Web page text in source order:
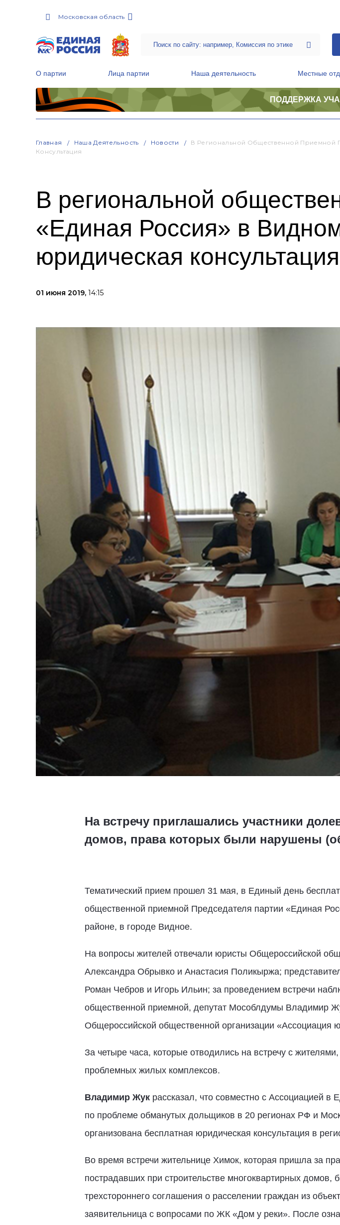
Московская область
О партии Лица партии Наша деятельность Местные
ПОДДЕРЖКА
Главная Наша Деятельность Новости
В Региональной Общественной Приемной
Консультация
В региональной
«Единая Россия» в
юридическая консультация
01 июня 2019, 14:15
На встречу приглашались участники
домов, права которых были нарушены
Тематический прием прошел 31 мая, в Единый день
общественной приемной Председателя партии «Единая
районе, в городе Видное.
На вопросы жителей отвечали юристы Общероссийской
Александра Обрывко и Анастасия Поликыржа;
Роман Чебров и Игорь Ильин; за проведением встречи
общественной приемной, депутат Мособлдумы Владимир
Общероссийской общественной организации «Ассоциация
За четыре часа, которые отводились на встречу с
проблемных жилых комплексов.
Владимир Жук рассказал, что совместно с Ассоциацией
по проблеме обманутых дольщиков в 20 регионах РФ и
организована бесплатная юридическая консультация в
Во время встречи жительнице Химок, которая пришла за
пострадавших при строительстве многоквартирных
трехстороннего соглашения о расселении граждан из
заявительница с вопросами по ЖК «Дом у реки». После